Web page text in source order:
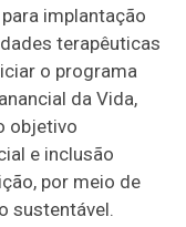
implantação
terapêuticas
o programa
da Vida,
objetivo
e inclusão
por meio de
sustentável.